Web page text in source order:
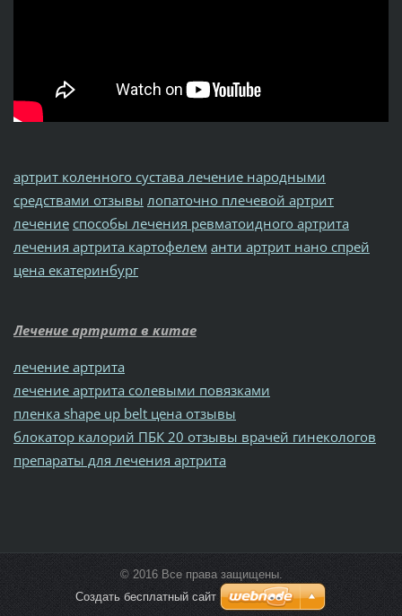
артрит коленного сустава лечение народными
средствами отзывы лопаточно плечевой артрит
лечение способы лечения ревматоидного артрита
лечения артрита картофелем анти артрит нано спрей
цена екатеринбург
Лечение артрита в китае
лечение артрита
лечение артрита солевыми повязками
пленка shape up belt цена отзывы
блокатор калорий ПБК 20 отзывы врачей гинекологов
препараты для лечения артрита
© 2016 Все права защищены.
Создать бесплатный сайт